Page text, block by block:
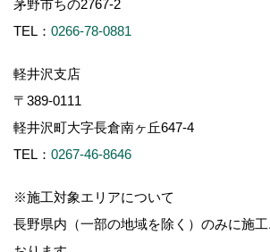
茅野市ちの2767-2
TEL： 0266-78-0881
軽井沢支店
〒389-0111
軽井沢町大字長倉南ヶ丘647-4
TEL： 0267-46-8646
※施工対象エリアについて
長野県内（一部の地域を除く）のみに施